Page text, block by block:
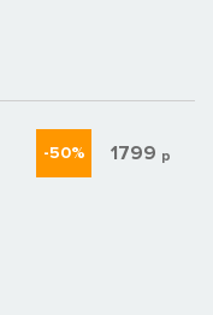
-50% 1799 р